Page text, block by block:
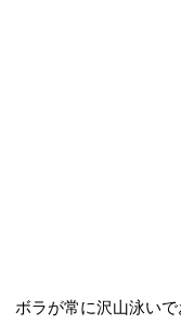
ボラが常に沢山泳い